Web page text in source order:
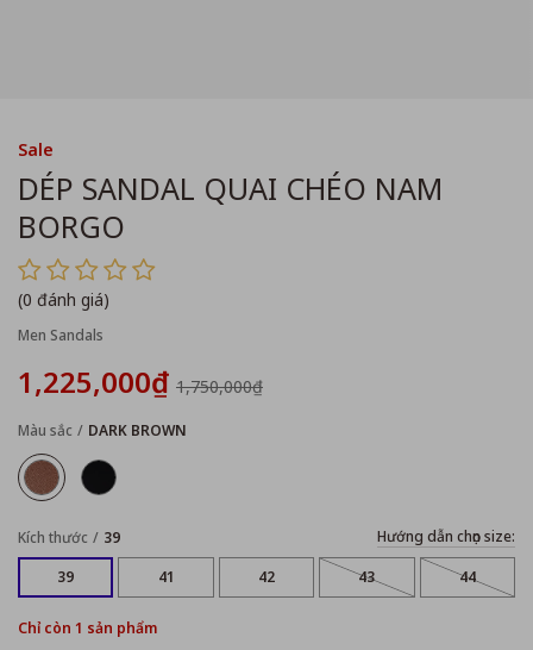
Sale
DÉP SANDAL QUAI CHÉO NAM
BORGO
(0 đánh giá)
Men Sandals
1,225,000₫ 1,750,000₫
Màu sắc DARK BROWN
Kích thước 39
Hướng dẫn chọn size:
39
41 42 43 44
Chỉ còn 1 sản phẩm